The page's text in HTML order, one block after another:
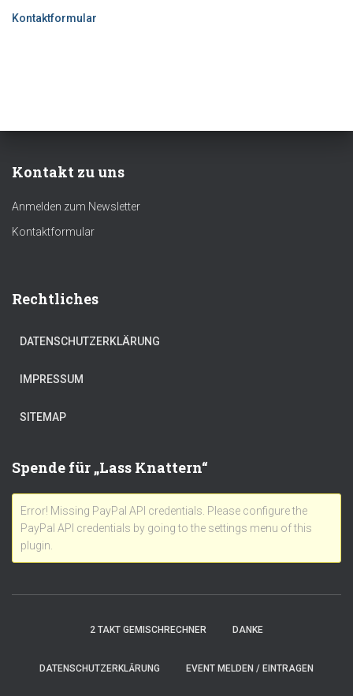
Kontaktformular
Kontakt zu uns
Anmelden zum Newsletter
Kontaktformular
Rechtliches
DATENSCHUTZERKLÄRUNG
IMPRESSUM
SITEMAP
Spende für „Lass Knattern“
Error! Missing PayPal API credentials. Please configure the
PayPal API credentials by going to the settings menu of this
plugin.
2 TAKT GEMISCHRECHNER DANKE
DATENSCHUTZERKLÄRUNG EVENT MELDEN / EINTRAGEN